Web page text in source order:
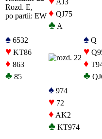
Rozd. E,
po partii: EW ♦ QJ75
♣ A
♠ 6532
♥ KT86
♦ 863
♣ 85
♠ Q
♥
♦
♣
♠ 974
♥ 72
♦ AK2
♣ KT974